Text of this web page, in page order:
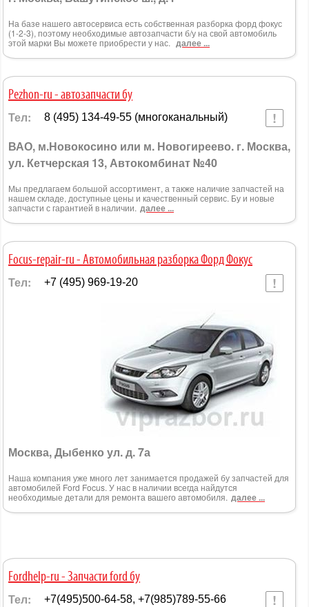
На базе нашего автосервиса есть собственная разборка форд фокус
(1-2-3), поэтому необходимые автозапчасти б/у на свой автомобиль
этой марки Вы можете приобрести у нас. далее ...
Pezhon-ru - автозапчасти бу
Тел: 8 (495) 134-49-55 (многоканальный)
ВАО, м.Новокосино или м. Новогиреево. г. Москва,
ул. Кетчерская 13, Автокомбинат №40
Мы предлагаем большой ассортимент, а также наличие запчастей на
нашем складе, доступные цены и качественный сервис. Бу и новые
запчасти с гарантией в наличии. далее ...
Focus-repair-ru - Автомобильная разборка Форд Фокус
Тел: +7 (495) 969-19-20
Москва, Дыбенко ул. д. 7а
Наша компания уже много лет занимается продажей бу запчастей для
автомобилей Ford Focus. У нас в наличии всегда найдутся
необходимые детали для ремонта вашего автомобиля. далее ...
Fordhelp-ru - Запчасти ford бу
Тел: +7(495)500-64-58, +7(985)789-55-66